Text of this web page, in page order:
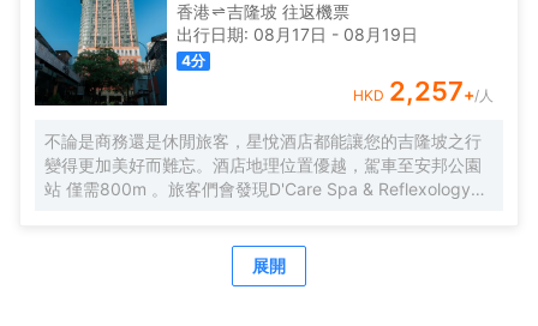
香港 吉隆坡 往返機票
出行日期: 08月17日 - 08月19日
4分
HKD 2,257+/人
不論是商務還是休閒旅客，星悅酒店都能讓您的吉隆坡之行
變得更加美好而難忘。酒店地理位置優越，駕車至安邦公園
站 僅需800m 。旅客們會發現D'Care Spa & Reflexology、
客，酒店還為您提供了瓶裝水。除此之外，配備有拖鞋和24
小時熱水的浴室是您消除一天疲勞的好地方。在空閒的時
展開